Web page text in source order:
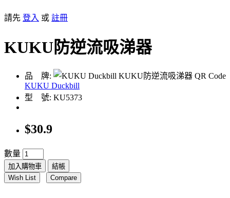
請先 登入 或 註冊
KUKU防逆流吸涕器
品 牌:
KUKU Duckbill
型 號: KU5373
$30.9
數量
加入購物車
結帳
Wish List
Compare